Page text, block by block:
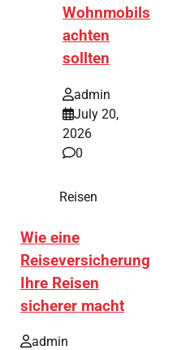
Wohnmobils
achten
sollten
admin
July 20,
2026
0
Reisen
Wie eine
Reiseversicherung
Ihre Reisen
sicherer macht
admin